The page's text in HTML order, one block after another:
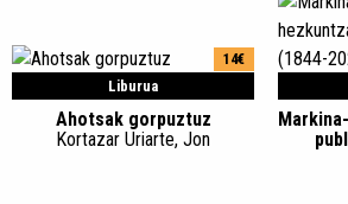
Liburua
14€
Ahotsak gorpuztuz
Kortazar Uriarte, Jon